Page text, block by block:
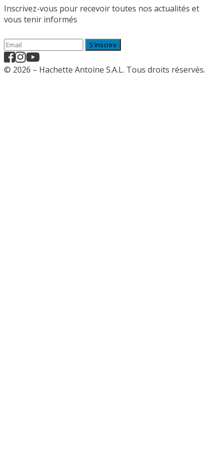
Inscrivez-vous pour recevoir toutes nos actualités et
vous tenir informés
S'inscrire
© 2026 – Hachette Antoine S.A.L. Tous droits réservés.